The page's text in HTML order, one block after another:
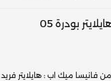
بودرة 05
من فانيسا ميك اب : هايلايتر